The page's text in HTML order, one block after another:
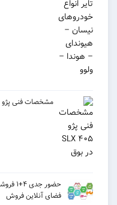
مشخصات فنی پژو ۴۰۵ SLX در بوق
حضور
فضای آنلاین فروش